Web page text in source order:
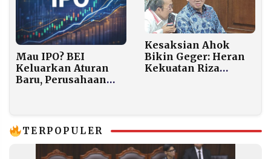
Mau IPO? BEI
Keluarkan Aturan
Baru, Perusahaan
Kesaksian Ahok
Bikin Geger: Heran
Kekuatan Riza
TERPOPULER